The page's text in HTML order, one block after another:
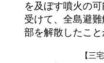
を及ぼす噴火の
受けて、全島避
部を解散したこ
【三